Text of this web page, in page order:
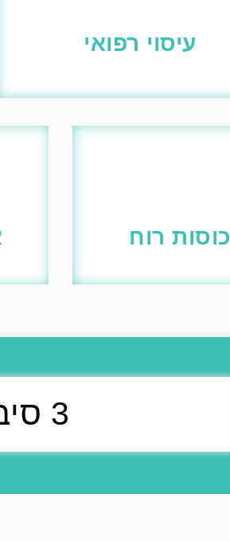
עיסוי רפואי
כוסות רוח
3 סיבות למה לבחור בי כמעסה שלך